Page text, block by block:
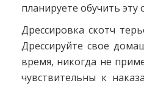
планируете обучить
Дрессировка скотч
Дрессируйте свое
время, никогда не
чувствительны к